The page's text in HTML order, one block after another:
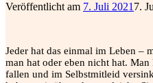
Veröffentlicht am 7. Juli 20217.
Jeder hat das einmal im Leben –
man hat oder eben nicht hat.
fallen und im Selbstmitleid